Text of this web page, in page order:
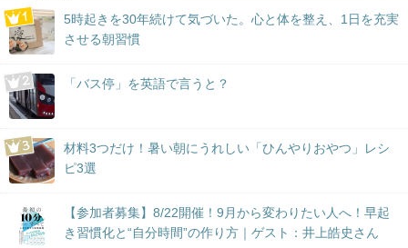
5時起きを30年続けて気づいた。心と体を整え、1日を充実
させる朝習慣
「バス停」を英語で言うと？
材料3つだけ！暑い朝にうれしい「ひんやりおやつ」レシ
ピ3選
【参加者募集】8/22開催！9月から変わりたい人へ！早起
き習慣化と“自分時間”の作り方｜ゲスト：井上皓史さん